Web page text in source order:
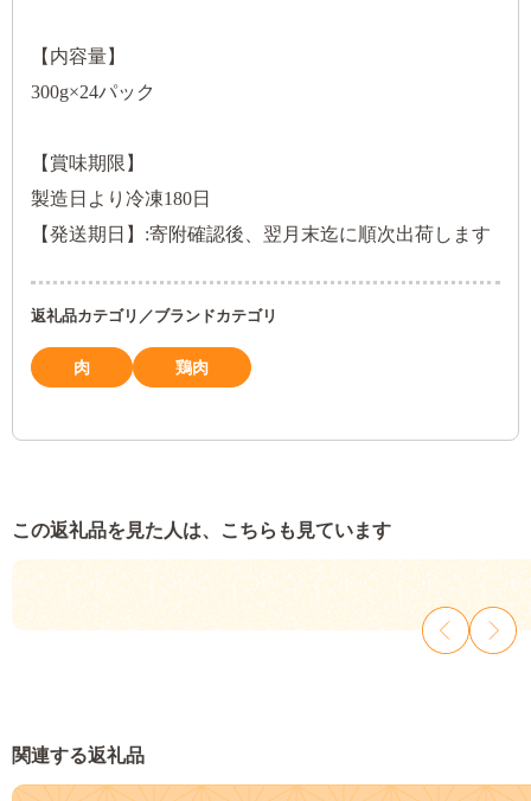
【内容量】
300g×24パック
【賞味期限】
製造日より冷凍180日
【発送期日】:寄附確認後、翌月末迄に順次出荷します
返礼品カテゴリ／ブランドカテゴリ
肉 鶏肉
この返礼品を見た人は、こちらも見ています
関連する返礼品